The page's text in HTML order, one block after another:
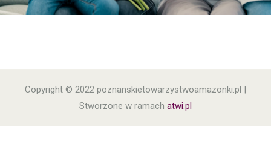
Copyright © 2022 poznanskietowarzystwoamazonki.pl |
Stworzone w ramach atwi.pl